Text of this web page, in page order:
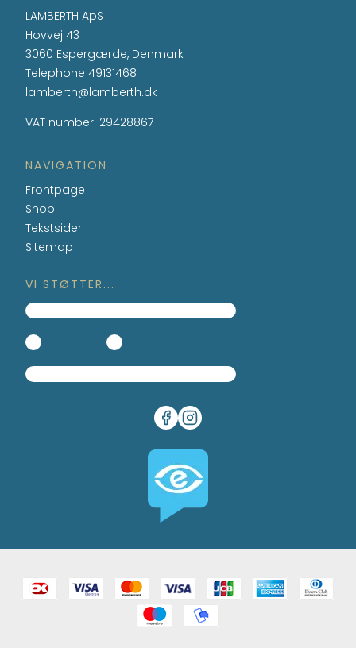
LAMBERTH ApS
Hovvej 43
3060 Espergærde, Denmark
Telephone49131468
lamberth@lamberth.dk
VAT number: 29428867
NAVIGATION
Frontpage
Shop
Tekstsider
Sitemap
VI STØTTER...